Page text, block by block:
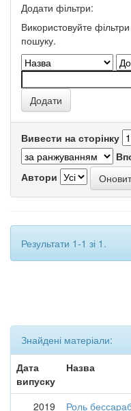
Додати фільтри:
Використовуйте
пошуку.
Вивести на сторінку
Автори
Результати 1-1 зі 1.
Знайдені матеріали:
Дата
випуску
Назва
2019
Роль